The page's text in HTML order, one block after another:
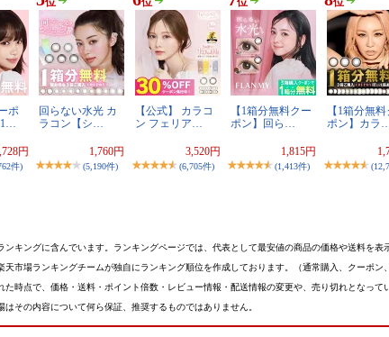
ポ
円
件)
回らない水光 カ
ラコン【シ…
1,760円
(5,190件)
【公式】 カラコ
ン フェリア…
3,520円
(6,705件)
【1箱分無料クー
ポン】回ら…
1,815円
(1,413件)
【1箱分無
ポン】カラ…
キングに含んでいます。ランキングページでは、代表として最安値の商品の価格や送料を表
市場ランキングチームが独自にランキング順位を作成しております。（通常購入、クーポ
時点で、価格・送料・ポイント倍数・レビュー情報・配送情報の変更や、売り切れとなって
その内容について何ら保証、推奨するものではありません。